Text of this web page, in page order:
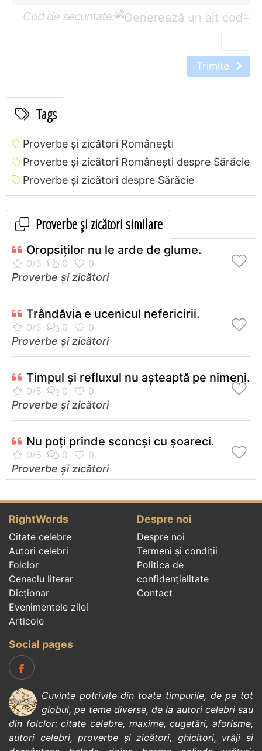
Cod de securitate: =
Trimite
Tags
Proverbe și zicători Româneşti
Proverbe și zicători Româneşti despre Sărăcie
Proverbe și zicători despre Sărăcie
Proverbe și zicători similare
Oropsiţilor nu le arde de glume.
Proverbe și zicători
Trândăvia e ucenicul nefericirii.
Proverbe și zicători
Timpul şi refluxul nu aşteaptă pe nimeni.
Proverbe și zicători
Nu poţi prinde sconcşi cu şoareci.
Proverbe și zicători
RightWords
Citate celebre
Autori celebri
Folclor
Cenaclu literar
Dicționar
Evenimentele zilei
Articole
Despre noi
Despre noi
Termeni și condiții
Politica de
confidenţialitate
Contact
Social pages
Cuvinte potrivite din toate timpurile, de pe tot
globul, pe teme diverse, de la autori celebrisau
din folclor:citate celebre, maxime,cugetări,aforisme,
autori celebri,proverbe și zicători, ghicitori, vrăji si